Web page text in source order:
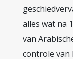
alles wat na
van
controle van